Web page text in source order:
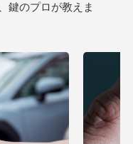
鍵のプロが教えま